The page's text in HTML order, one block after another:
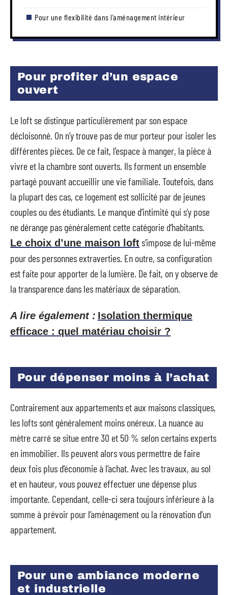
Pour une flexibilité dans l’aménagement intérieur
Pour profiter d’un espace
ouvert
Le loft se distingue particulièrement par son espace
décloisonné. On n’y trouve pas de mur porteur pour isoler les
différentes pièces. De ce fait, l’espace à manger, la pièce à
vivre et la chambre sont ouverts. Ils forment un ensemble
partagé pouvant accueillir une vie familiale. Toutefois, dans
la plupart des cas, ce logement est sollicité par de jeunes
couples ou des étudiants. Le manque d’intimité qui s’y pose
ne dérange pas généralement cette catégorie d’habitants.
Le choix d’une maison lofts’impose de lui-même
pour des personnes extraverties. En outre, sa configuration
est faite pour apporter de la lumière. De fait, on y observe de
la transparence dans les matériaux de séparation.
A lire également : Isolation thermique
efficace : quel matériau choisir ?
Pour dépenser moins à l’achat
Contrairement aux appartements et aux maisons classiques,
les lofts sont généralement moins onéreux. La nuance au
mètre carré se situe entre 30 et 50 % selon certains experts
en immobilier. Ils peuvent alors vous permettre de faire
deux fois plus d’économie à l’achat. Avec les travaux, au sol
et en hauteur, vous pouvez effectuer une dépense plus
importante. Cependant, celle-ci sera toujours inférieure à la
somme à prévoir pour l’aménagement ou la rénovation d’un
appartement.
Pour une ambiance moderne
et industrielle